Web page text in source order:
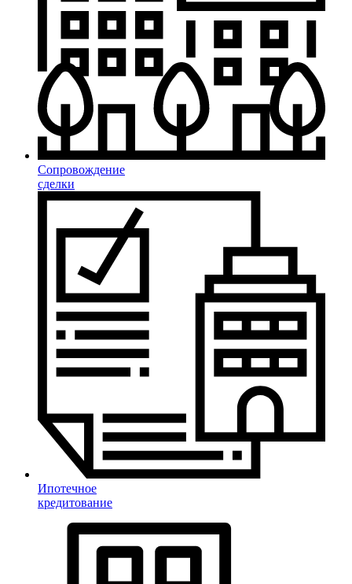
Сопровождение
сделки
Ипотечное
кредитование